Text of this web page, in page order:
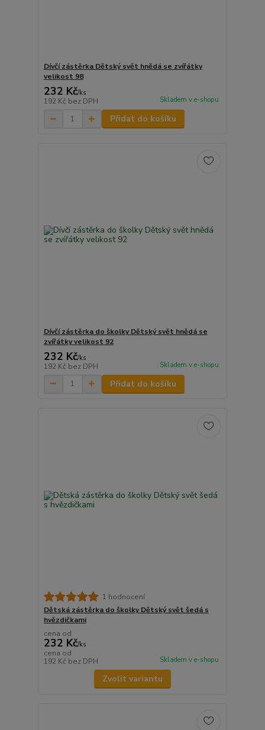
Dívčí zástěrka Dětský svět hnědá se zvířátky
velikost 98
232 Kč/ks
192 Kč bez DPH Skladem v e-shopu
Přidat do košíku
Dívčí zástěrka do školky Dětský svět hnědá se
zvířátky velikost 92
232 Kč/ks
192 Kč bez DPH Skladem v e-shopu
Přidat do košíku
1 hodnocení
Dětská zástěrka do školky Dětský svět šedá s
hvězdičkami
cena od
232 Kč/ks
cena od
192 Kč bez DPH Skladem v e-shopu
Zvolit variantu